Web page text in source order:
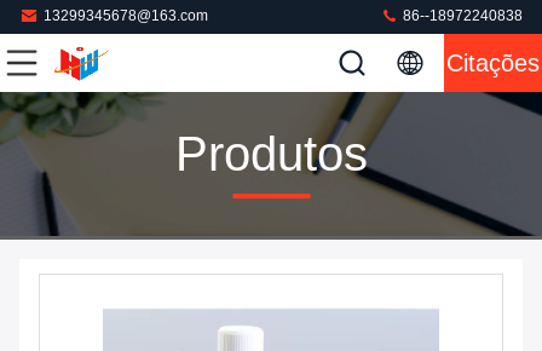
13299345678@163.com 86--18972240838
Citações
Produtos